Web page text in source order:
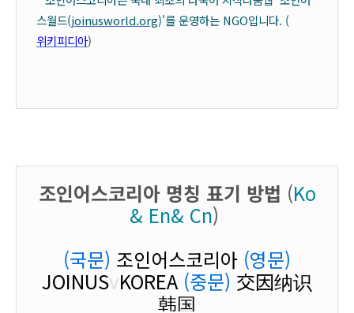
스월드(joinusworld.org)'를 운영하는 NGO입니다. (
위키피디아)
조인어스코리아 명칭 표기 방법 (Ko
& En& Cn)
(국문) 조인어스코리아 (영문)
JOINUSvKOREA (중문) 交因纳识
韩国